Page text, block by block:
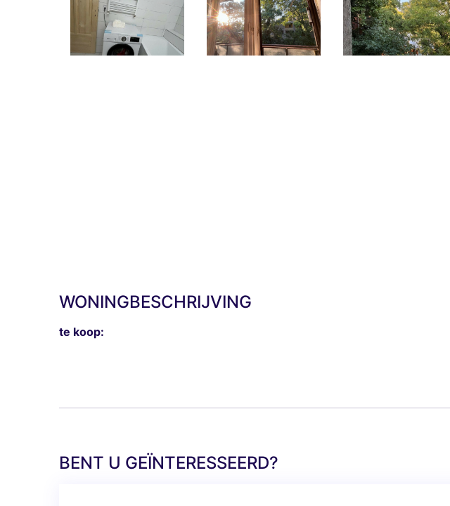
WONINGBESCHRIJVING
te koop:
BENT U GEÏNTERESSEERD?